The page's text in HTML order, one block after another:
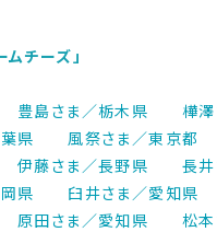
チーズ」
豊島さま／栃木県 樺澤
県 風祭さま／東京都
伊藤さま／長野県 長井
県 臼井さま／愛知県
原田さま／愛知県 松本